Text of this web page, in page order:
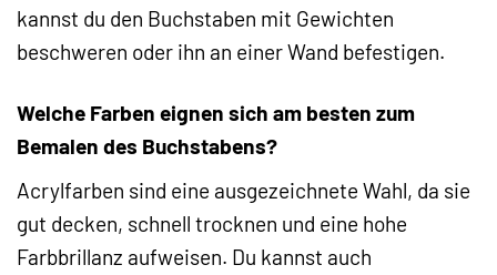
kannst du den Buchstaben mit Gewichten
beschweren oder ihn an einer Wand befestigen.
Welche Farben eignen sich am besten zum
Bemalen des Buchstabens?
Acrylfarben sind eine ausgezeichnete Wahl, da sie
gut decken, schnell trocknen und eine hohe
Farbbrillanz aufweisen. Du kannst auch